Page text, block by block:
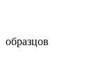
образцов